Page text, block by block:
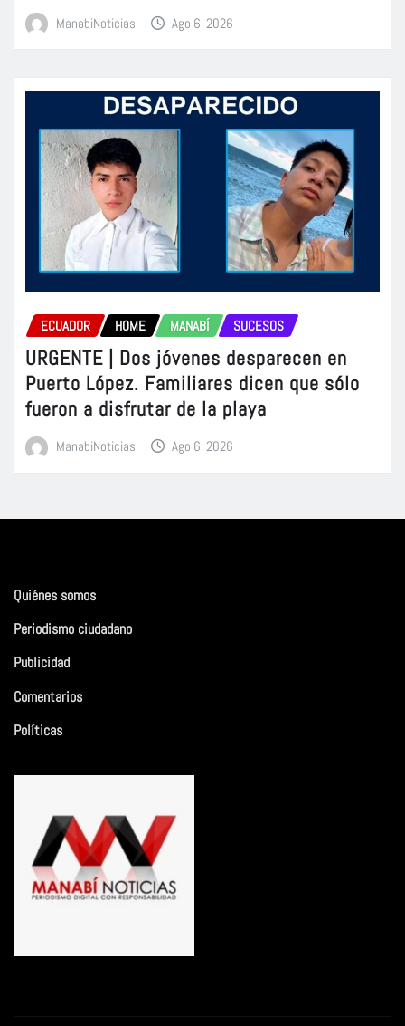
ManabiNoticias Ago 6, 2026
ECUADOR HOME MANABÍ SUCESOS
URGENTE | Dos jóvenes desparecen en
Puerto López. Familiares dicen que sólo
fueron a disfrutar de la playa
ManabiNoticias Ago 6, 2026
Quiénes somos
Periodismo ciudadano
Publicidad
Comentarios
Políticas